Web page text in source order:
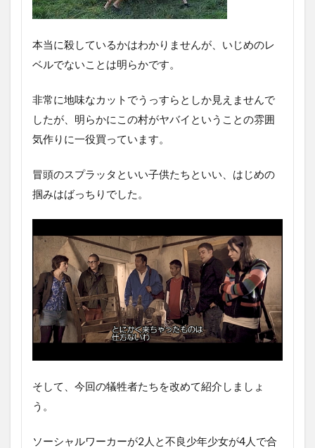
本当に殺しているかはわかりませんが、いじめのレ
ベルでないことは明らかです。
非常に地味なカットでうっすらとしか見えませんで
したが、明らかにこの村がヤバイということの雰囲
気作りに一役買っています。
冒頭のスプラッタといい子供たちといい、はじめの
掴みはばっちりでした。
そして、今回の犠牲者たちを改めて紹介しましょ
う。
ソーシャルワーカーが2人と不良少年少女が4人で合